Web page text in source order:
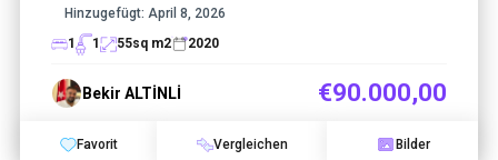
Hinzugefügt: April 8, 2026
1
1 55sq m2 2020
Bekir ALTİNLİ €90.000,00
Favorit Vergleichen Bilder